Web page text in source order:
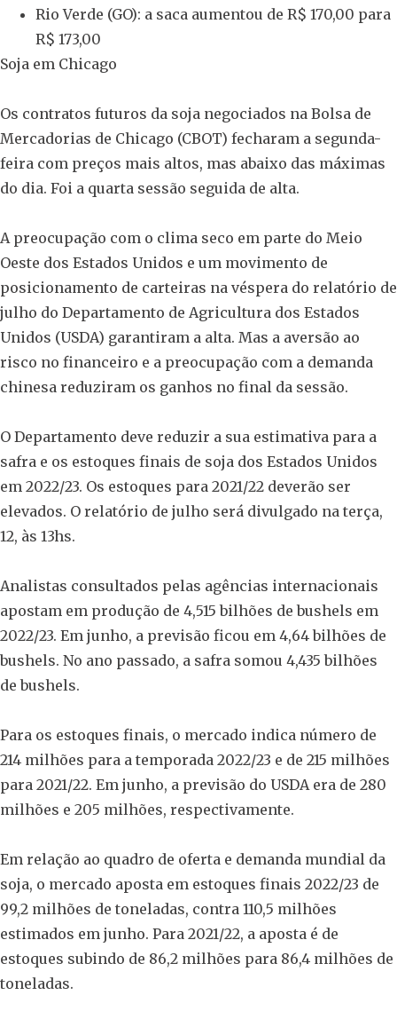
Rio Verde (GO): a saca aumentou de R$ 170,00 para
R$ 173,00
Soja em Chicago
Os contratos futuros da soja negociados na Bolsa de
Mercadorias de Chicago (CBOT) fecharam a segunda-
feira com preços mais altos, mas abaixo das máximas
do dia. Foi a quarta sessão seguida de alta.
A preocupação com o clima seco em parte do Meio
Oeste dos Estados Unidos e um movimento de
posicionamento de carteiras na véspera do relatório de
julho do Departamento de Agricultura dos Estados
Unidos (USDA) garantiram a alta. Mas a aversão ao
risco no financeiro e a preocupação com a demanda
chinesa reduziram os ganhos no final da sessão.
O Departamento deve reduzir a sua estimativa para a
safra e os estoques finais de soja dos Estados Unidos
em 2022/23. Os estoques para 2021/22 deverão ser
elevados. O relatório de julho será divulgado na terça,
12, às 13hs.
Analistas consultados pelas agências internacionais
apostam em produção de 4,515 bilhões de bushels em
2022/23. Em junho, a previsão ficou em 4,64 bilhões de
bushels. No ano passado, a safra somou 4,435 bilhões
de bushels.
Para os estoques finais, o mercado indica número de
214 milhões para a temporada 2022/23 e de 215 milhões
para 2021/22. Em junho, a previsão do USDA era de 280
milhões e 205 milhões, respectivamente.
Em relação ao quadro de oferta e demanda mundial da
soja, o mercado aposta em estoques finais 2022/23 de
99,2 milhões de toneladas, contra 110,5 milhões
estimados em junho. Para 2021/22, a aposta é de
estoques subindo de 86,2 milhões para 86,4 milhões de
toneladas.